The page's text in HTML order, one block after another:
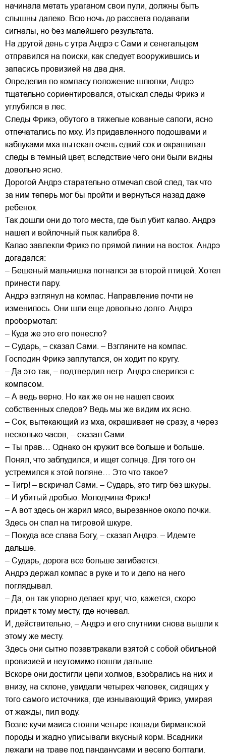
начинала метать ураганом свои пули, должны быть
слышны далеко. Всю ночь до рассвета подавали
сигналы, но без малейшего результата.
На другой день с утра Андрэ с Сами и сенегальцем
отправился на поиски, как следует вооружившись и
запасись провизией на два дня.
Определив по компасу положение шлюпки, Андрэ
тщательно сориентировался, отыскал следы Фрикэ и
углубился в лес.
Следы Фрикэ, обутого в тяжелые кованые сапоги, ясно
отпечатались по мху. Из придавленного подошвами и
каблуками мха вытекал очень едкий сок и окрашивал
следы в темный цвет, вследствие чего они были видны
довольно ясно.
Дорогой Андрэ старательно отмечал свой след, так что
за ним теперь мог бы пройти и вернуться назад даже
ребенок.
Так дошли они до того места, где был убит калао. Андрэ
нашел и войлочный пыж калибра 8.
Калао завлекли Фрикэ по прямой линии на восток. Андрэ
догадался:
– Бешеный мальчишка погнался за второй птицей. Хотел
принести пару.
Андрэ взглянул на компас. Направление почти не
изменилось. Они шли еще довольно долго. Андрэ
пробормотал:
– Куда же это его понесло?
– Сударь, – сказал Сами. – Взгляните на компас.
Господин Фрикэ заплутался, он ходит по кругу.
– Да это так, – подтвердил негр. Андрэ сверился с
компасом.
– А ведь верно. Но как же он не нашел своих
собственных следов? Ведь мы же видим их ясно.
– Сок, вытекающий из мха, окрашивает не сразу, а через
несколько часов, – сказал Сами.
– Ты прав… Однако он кружит все больше и больше.
Понял, что заблудился, и ищет солнце. Для того он
устремился к этой поляне… Это что такое?
– Тигр! – вскричал Сами. – Сударь, это тигр без шкуры.
– И убитый дробью. Молодчина Фрикэ!
– А вот здесь он жарил мясо, вырезанное около почки.
Здесь он спал на тигровой шкуре.
– Покуда все слава Богу, – сказал Андрэ. – Идемте
дальше.
– Сударь, дорога все больше загибается.
Андрэ держал компас в руке и то и дело на него
поглядывал.
– Да, он так упорно делает круг, что, кажется, скоро
придет к тому месту, где ночевал.
И, действительно, – Андрэ и его спутники снова вышли к
этому же месту.
Здесь они сытно позавтракали взятой с собой обильной
провизией и неутомимо пошли дальше.
Вскоре они достигли цепи холмов, взобрались на них и
внизу, на склоне, увидали четырех человек, сидящих у
того самого источника, где изнывающий Фрикэ, умирая
от жажды, пил воду.
Возле кучи маиса стояли четыре лошади бирманской
породы и жадно уписывали вкусный корм. Всадники
лежали на траве под панданусами и весело болтали.